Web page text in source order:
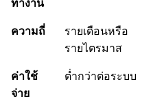
ทำงาน
ความถี่
รายเดือนหรือ
รายไตรมาส
ค่าใช้
จ่าย
ต่ำกว่าต่อระบบ